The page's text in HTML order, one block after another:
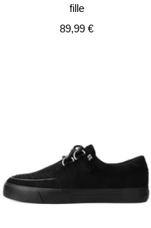
fille
Prix
89,99 €